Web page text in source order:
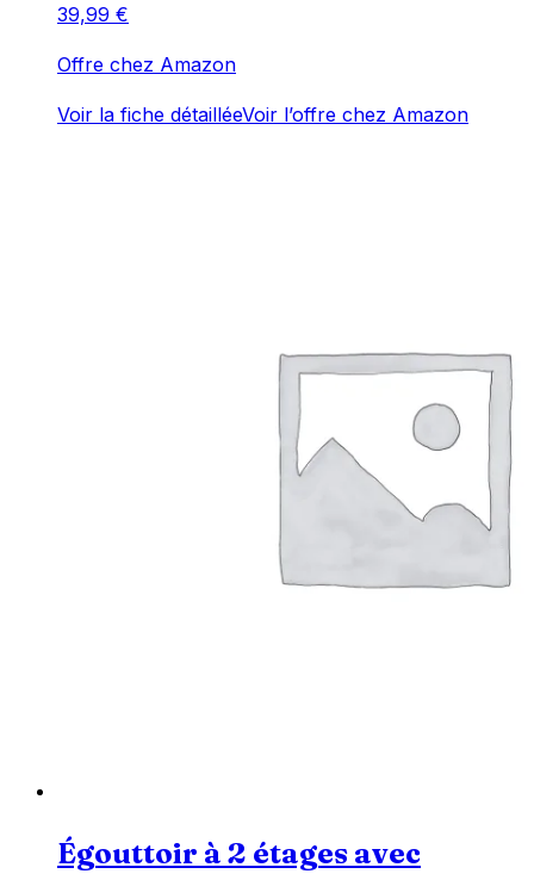
39,99 €
Offre chez Amazon
Voir la fiche détailléeVoir l’offre chez Amazon
Égouttoir à 2 étages avec